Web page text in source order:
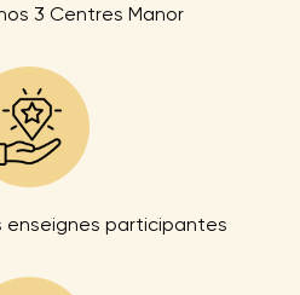
3 Centres Manor
participantes